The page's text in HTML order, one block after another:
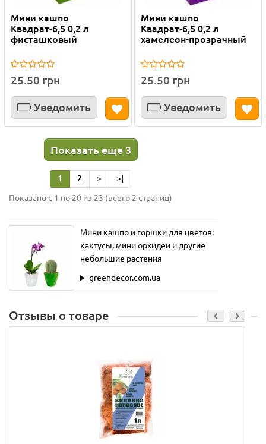
Мини кашпо
Квадрат-6,5 0,2 л
фисташковый
25.50 грн
Уведомить
Мини кашпо
Квадрат-6,5 0,2 л
хамелеон-прозрачный
25.50 грн
Уведомить
Показать еще 3
1 2 > >|
Показано с 1 по 20 из 23 (всего 2 страниц)
Мини кашпо и горшки для цветов:
кактусы, мини орхидеи и другие
небольшие растения
greendecor.com.ua
Отзывы о товаре